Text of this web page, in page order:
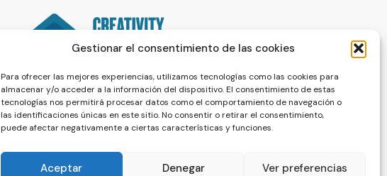
Gestionar el consentimiento de las cookies
Para ofrecer las mejores experiencias, utilizamos tecnologías como las cookies para
almacenar y/o acceder a la información del dispositivo. El consentimiento de estas
tecnologías nos permitirá procesar datos como el comportamiento de navegación o
las identificaciones únicas en este sitio. No consentir o retirar el consentimiento,
puede afectar negativamente a ciertas características y funciones.
Aceptar Denegar Ver preferencias